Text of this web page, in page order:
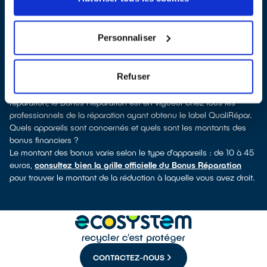
Personnaliser
Refuser
. En cliquant sur la fiche détaillée du réparateur, vous
découvrirez pour quels types d’appareils ce professionnel a
télévision, téléphone mobile, outils électriques : à chaque famille
d’équipements son réparateur spécialisé et labellisé QualiRépar.
Consulter l’annuaire
Comment bénéficier du Bonus Réparation à Azay-le-Rideau ?
Déduit instantanément et de manière visible de la facture de
réparation, le Bonus Réparation est en vigueur chez tous les
professionnels de la réparation ayant obtenu le label QualiRépar.
Quels appareils sont concernés et quels sont les montants des
bonus financiers ?
Le montant des bonus varie selon le type d’appareils : de 10 à 45
euros, consultez bien la grille officielle du Bonus Réparation
pour trouver le montant de la réduction à laquelle vous avez droit.
CONTACTEZ-NOUS